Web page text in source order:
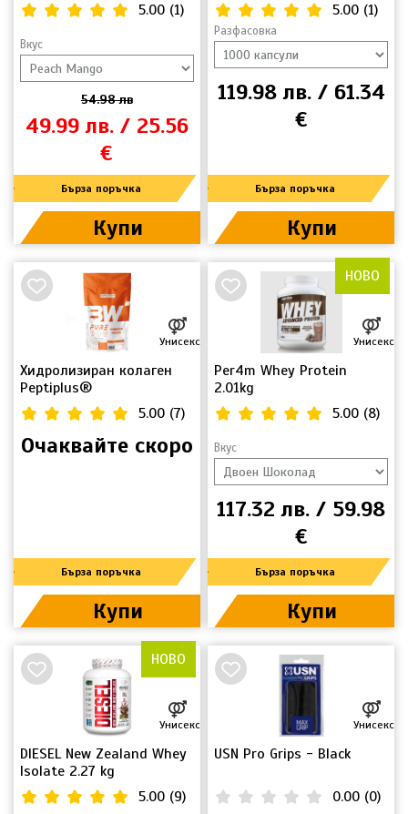
5.00 (1)
Вкус
54.98 лв
49.99 лв. / 25.56
€
Бърза поръчка
Купи
5.00 (1)
Разфасовка
119.98 лв. / 61.34
€
Бърза поръчка
Купи
Хидролизиран колаген
Peptiplus®
Унисекс
5.00 (7)
Очаквайте скоро
Бърза поръчка
Купи
НОВО
Per4m Whey Protein
2.01kg
Унисекс
5.00 (8)
Вкус
117.32 лв. / 59.98
€
Бърза поръчка
Купи
НОВО
DIESEL New Zealand Whey
Isolate 2.27 kg
Унисекс
5.00 (9)
USN Pro Grips - Black
Унисекс
0.00 (0)